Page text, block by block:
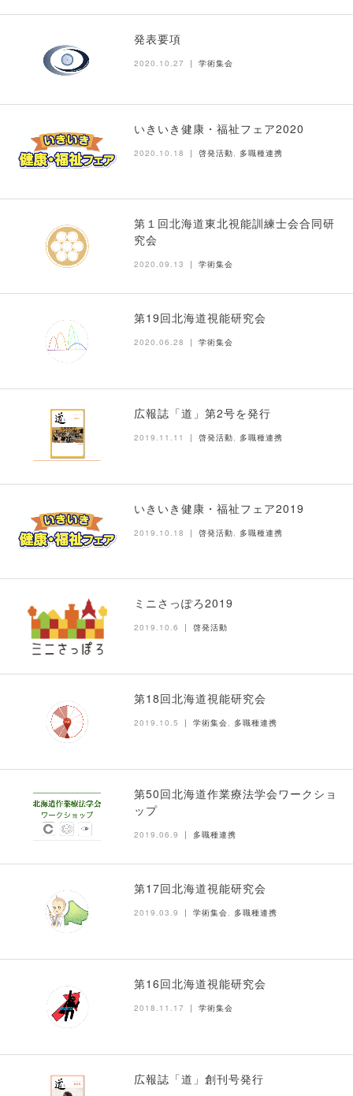
発表要項
2020.10.27 学術集会
いきいき健康・福祉フェア2020
2020.10.18 啓発活動 多職種連携
第１回北海道東北視能訓練士会合同研
究会
2020.09.13 学術集会
第19回北海道視能研究会
2020.06.28 学術集会
広報誌「道」第2号を発行
2019.11.11 啓発活動, 多職種連携
いきいき健康・福祉フェア2019
2019.10.18 啓発活動 多職種連携
ミニさっぽろ2019
2019.10.6 啓発活動
第18回北海道視能研究会
2019.10.5 学術集会, 多職種連携
第50回北海道作業療法学会ワークショ
ップ
2019.06.9 多職種連携
第17回北海道視能研究会
2019.03.9 学術集会, 多職種連携
第16回北海道視能研究会
2018.11.17 学術集会
広報誌「道」創刊号発行